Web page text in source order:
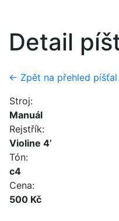
Detail
← Zpět na přehled píšťal
Stroj:
Manuál
Rejstřík:
Violine 4’
Tón:
c4
Cena:
500 Kč